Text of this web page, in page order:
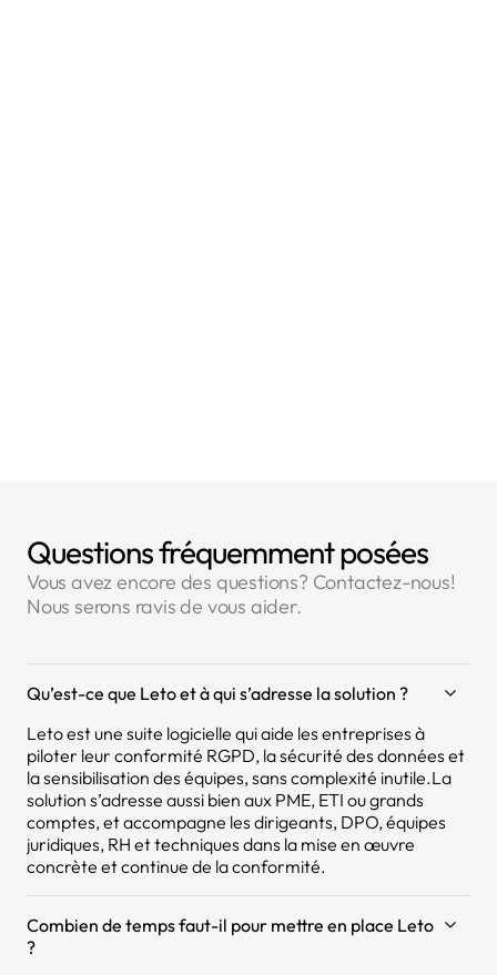
Questions fréquemment posées
Vous avez encore des questions? Contactez-nous!
Nous serons ravis de vous aider.
Qu’est-ce que Leto et à qui s’adresse la solution ?
Leto est une suite logicielle qui aide les entreprises à
piloter leur conformité RGPD, la sécurité des données et
la sensibilisation des équipes, sans complexité inutile.La
solution s’adresse aussi bien aux PME, ETI ou grands
comptes, et accompagne les dirigeants, DPO, équipes
juridiques, RH et techniques dans la mise en œuvre
concrète et continue de la conformité.
Combien de temps faut-il pour mettre en place Leto
?